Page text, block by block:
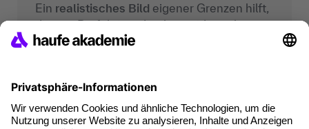
Ein realistisches Bild eigener Grenzen hilft,
diesem Perfektionsdruck zu widerstehen.